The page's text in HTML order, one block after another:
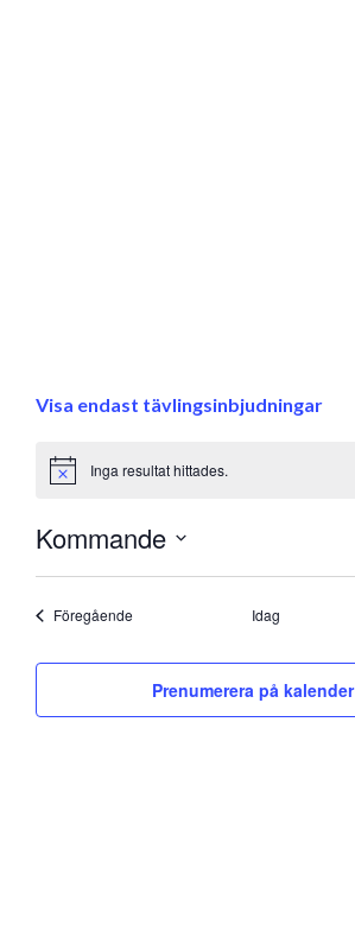
Visa endast tävlingsinbjudningar
Notice Inga resultat hittades.
Kommande
FöregåendeEvenemang Idag
Prenumerera på kalender